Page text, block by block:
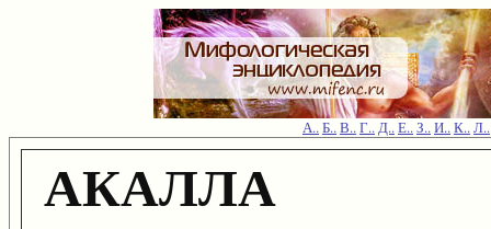
А..Б..В..Г..Д..Е..З..И..К..Л..
АКАЛЛА